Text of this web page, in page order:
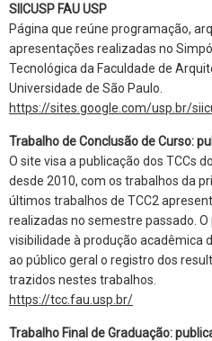
SIICUSP FAU USP
Página que reúne programação,
apresentações realizadas no
Tecnológica da Faculdade de
Universidade de São Paulo.
https://sites.google.com/usp.br/
Trabalho de Conclusão de Curso:
O site visa a publicação dos TCCs
desde 2010, com os trabalhos da
últimos trabalhos de TCC2
realizadas no semestre passado.
visibilidade à produção acadêmica
ao público geral o registro dos
trazidos nestes trabalhos.
https://tcc.fau.usp.br/
Trabalho Final de Graduação: